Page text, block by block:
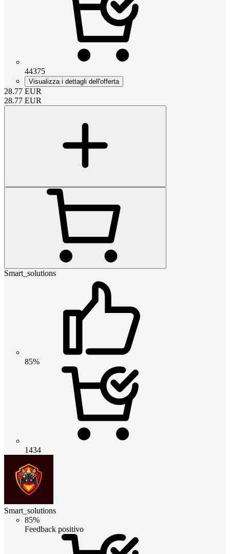
44375
Visualizza i dettagli dell'offerta
28.77 EUR
28.77 EUR
Smart_solutions
85%
1434
Smart_solutions
85%
Feedback positivo